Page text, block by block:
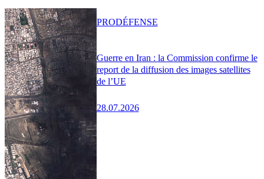
Guerre en Iran : la Commission confirme le
report de la diffusion des images satellites
de l’UE
28.07.2026
PRODÉFENSE